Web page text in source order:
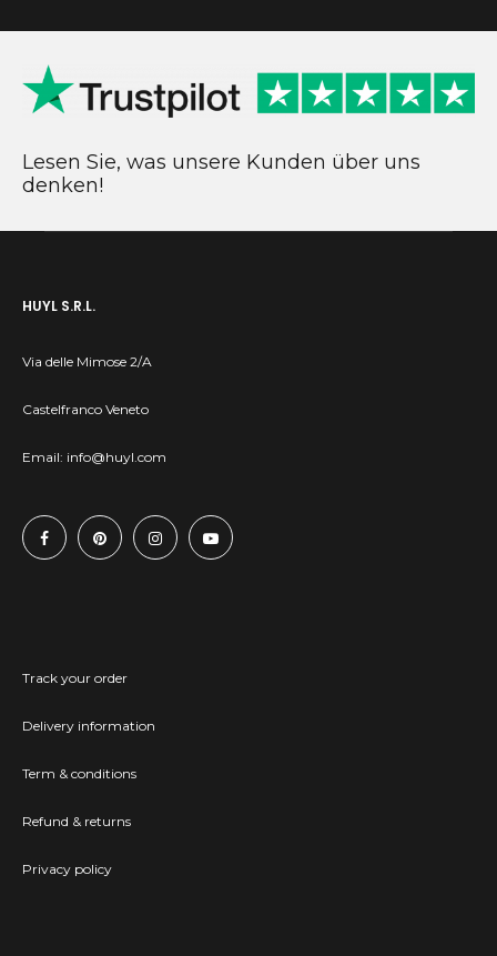
Lesen Sie, was unsere Kunden über uns
denken!
HUYL S.R.L.
Via delle Mimose 2/A
Castelfranco Veneto
Email: info@huyl.com
Track your order
Delivery information
Term & conditions
Refund & returns
Privacy policy